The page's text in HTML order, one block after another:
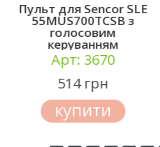
Пульт для Sencor SLE
55MUS700TCSB з
голосовим
керуванням
Арт: 3670
514 грн
купити